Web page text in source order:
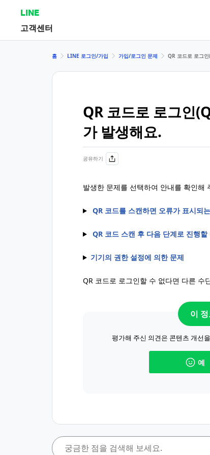
LINE
고객센터
홈 LINE 로그인/가입 가입/로그인 문제 QR 코드로 로그
QR 코드로 로그인
가 발생해요.
공유하기
발생한 문제를 선택하여 안내를 확인해
QR 코드를 스캔하면 오류가 표시되
QR 코드 스캔 후 다음 단계로 진행할
기기의 권한 설정에 의한 문제
QR 코드로 로그인할 수 없다면 다른 수
이
평가해 주신 의견은 콘텐츠 개선
예